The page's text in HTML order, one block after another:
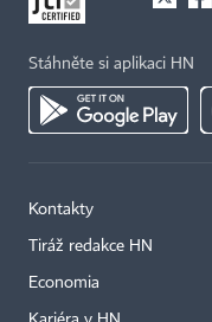
Stáhněte si aplikaci HN
Kontakty
Tiráž redakce HN
Economia